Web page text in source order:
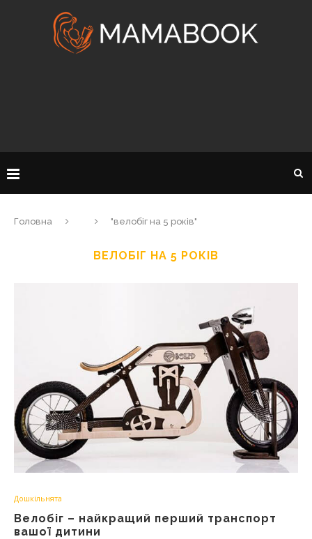
Головна "велобіг на 5 років"
ВЕЛОБІГ НА 5 РОКІВ
Дошкільнята
Велобіг – найкращий перший транспорт
вашої дитини